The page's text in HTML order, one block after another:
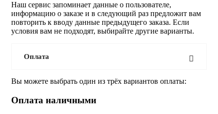
Наш сервис запоминает данные о пользователе,
информацию о заказе и в следующий раз предложит вам
повторить к вводу данные предыдущего заказа. Если
условия вам не подходят, выбирайте другие варианты.
Оплата
Вы можете выбрать один из трёх вариантов оплаты:
Оплата наличными